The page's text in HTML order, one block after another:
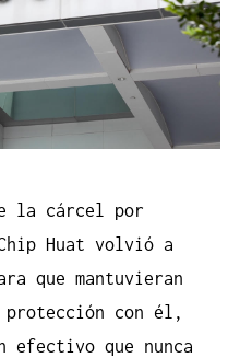
la cárcel por
Huat volvió a
que mantuvieran
protección con él,
efectivo que nunca